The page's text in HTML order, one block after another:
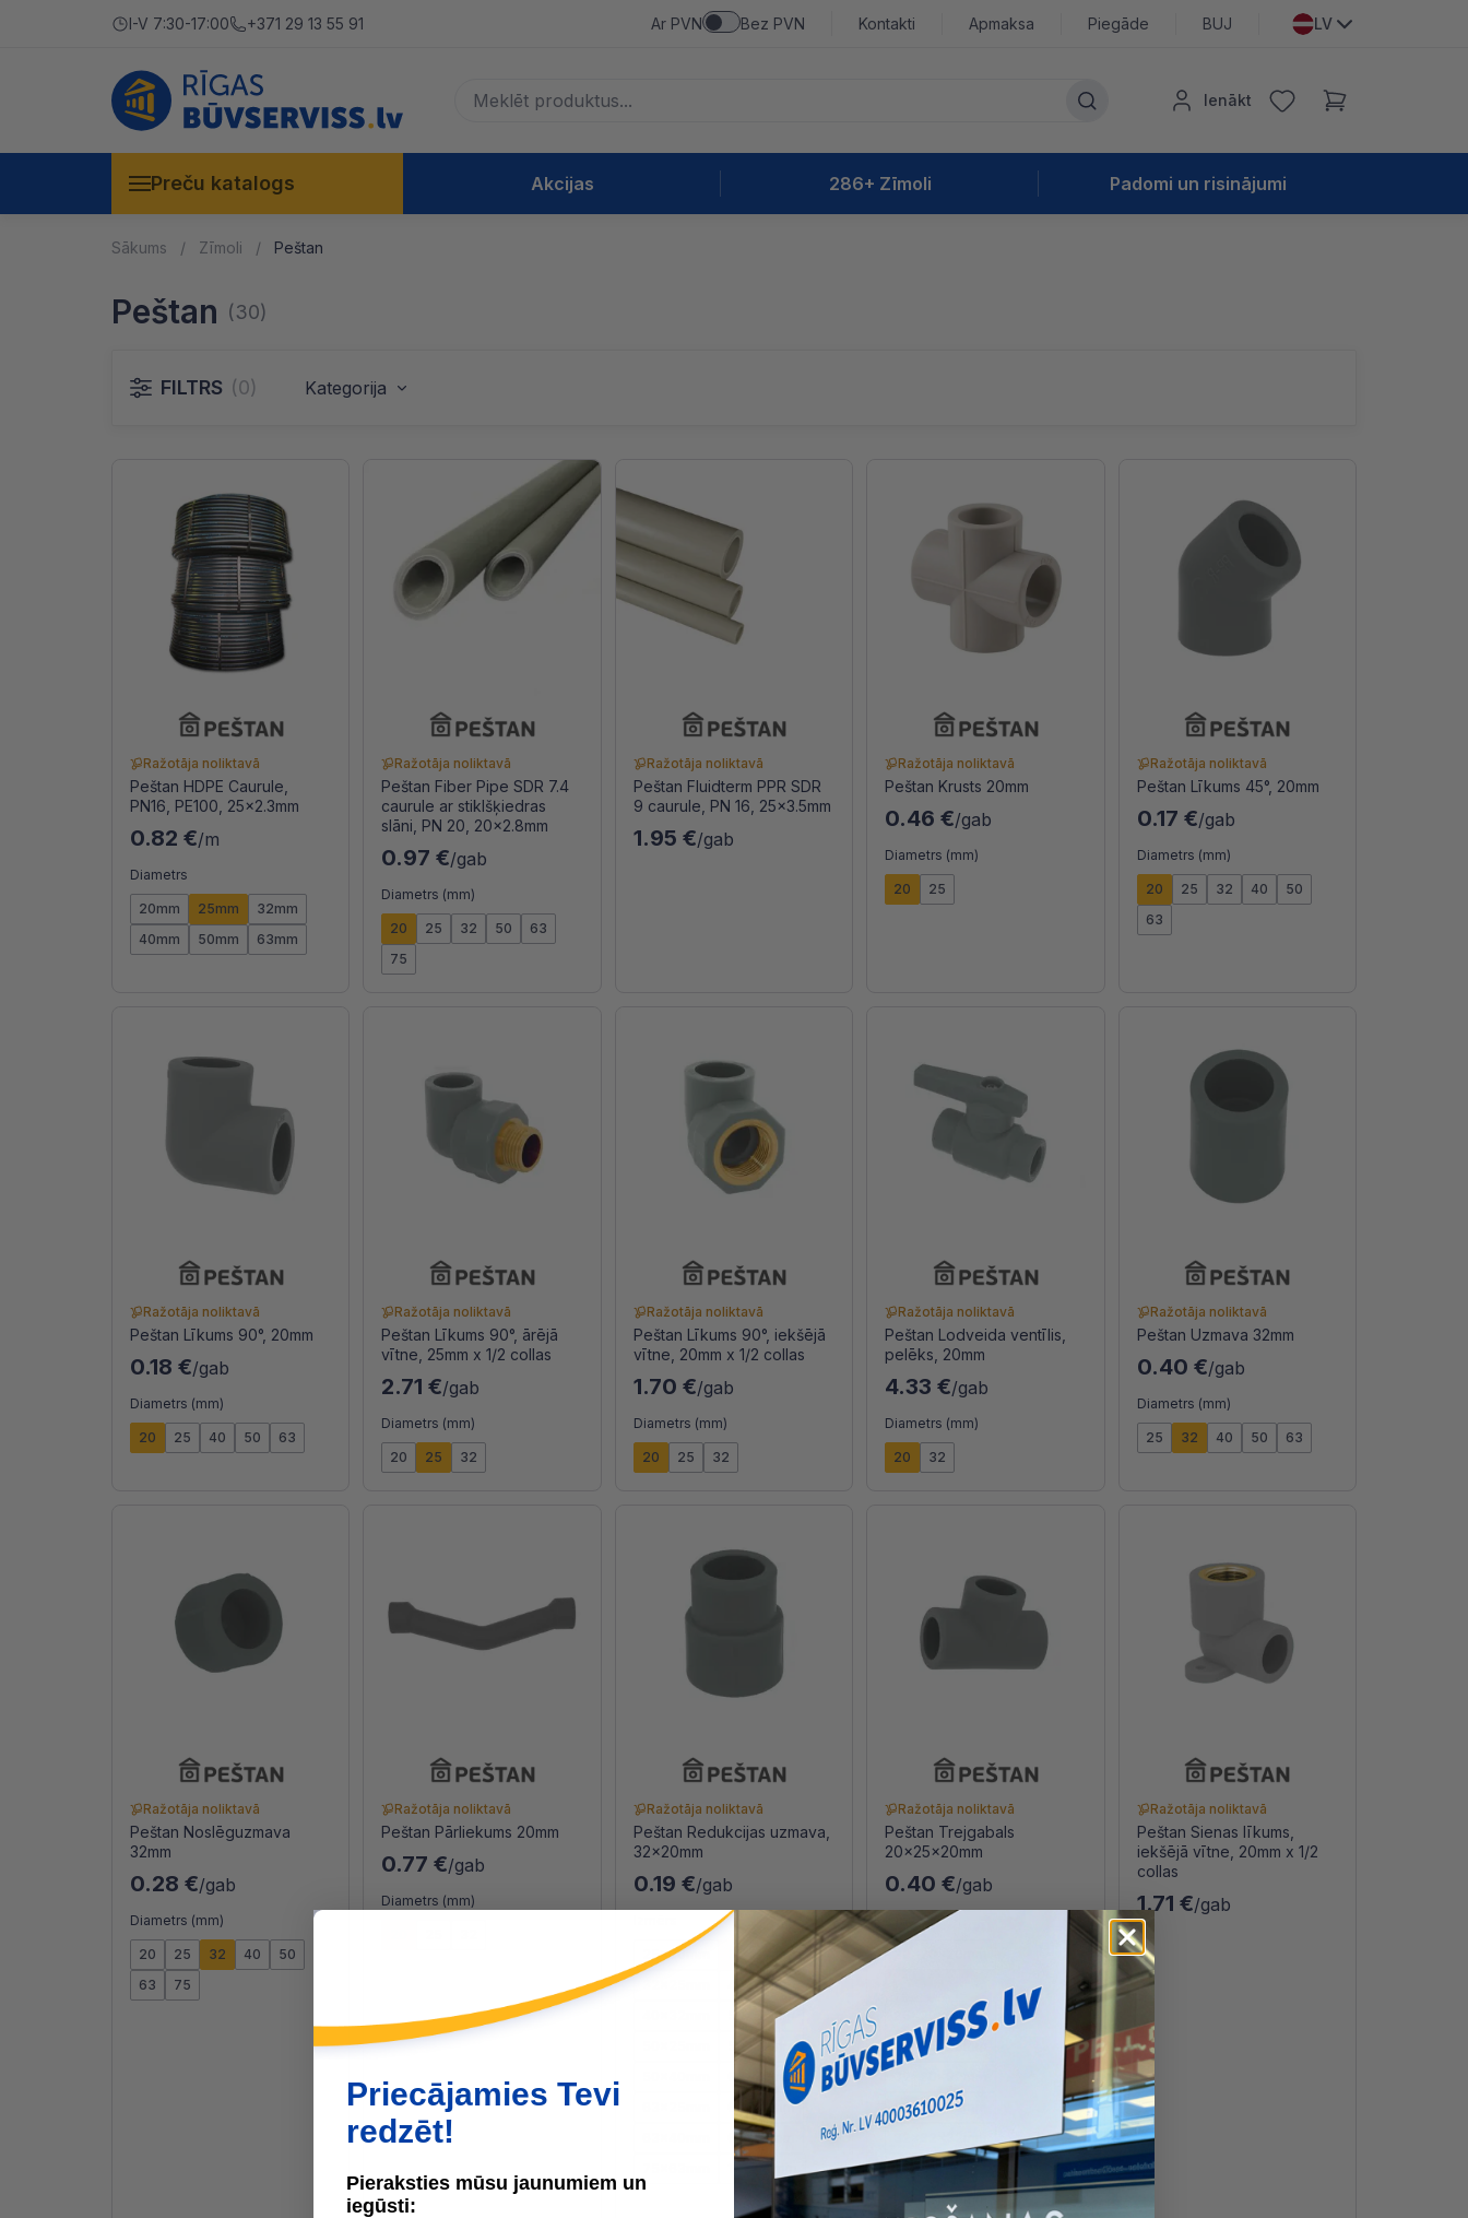
I-V 7:30-17:00 +371 29 13 55 91 Ar PVN Bez PVN Kontakti Apmaksa Piegāde BUJ LV
Ienākt
Preču katalogs Akcijas 286+ Zīmoli Padomi un risinājumi
Sākums Zīmoli Peštan
Peštan (30)
FILTRS (0) Kategorija
Ražotāja noliktavā
Peštan HDPE Caurule,
PN16, PE100, 25x2.3mm
0.82 €/m
Diametrs
20mm 25mm
32mm
40mm
50mm 63mm
Ražotāja noliktavā
Peštan Fiber Pipe SDR 7.4
caurule ar stiklšķiedras
slāni, PN 20, 20x2.8mm
0.97 €/gab
Diametrs (mm)
20 25 32 50
63
75
Ražotāja noliktavā
Peštan Fluidterm PPR SDR
9 caurule, PN 16, 25x3.5mm
1.95 €/gab
Ražotāja noliktavā
Peštan Krusts 20mm
0.46 €/gab
Diametrs (mm)
20 25
Ražotāja noliktavā
Peštan Līkums 45°, 20mm
0.17 €/gab
Diametrs (mm)
20 25 32 40
50
63
Ražotāja noliktavā
Peštan Līkums 90°, 20mm
0.18 €/gab
Diametrs (mm)
20 25 40 50 63
Ražotāja noliktavā
Peštan Līkums 90°, ārējā
vītne, 25mm x 1/2 collas
2.71 €/gab
Diametrs (mm)
20 25 32
Ražotāja noliktavā
Peštan Līkums 90°, iekšējā
vītne, 20mm x 1/2 collas
1.70 €/gab
Diametrs (mm)
20 25 32
Ražotāja noliktavā
Peštan Lodveida ventīlis,
pelēks, 20mm
4.33 €/gab
Diametrs (mm)
20 32
Ražotāja noliktavā
Peštan Uzmava 32mm
0.40 €/gab
Diametrs (mm)
25 32 40 50 63
Ražotāja noliktavā
Peštan Noslēguzmava
32mm
0.28 €/gab
Diametrs (mm)
20 25 32 40
50
63
75
Ražotāja noliktavā
Peštan Pārliekums 20mm
0.77 €/gab
Diametrs (mm)
Ražotāja noliktavā
Peštan Redukcijas uzmava,
32x20mm
0.19 €/gab
25x20mm
32x20mm
40x20mm
50x20mm
50x32mm
63x20mm
63x32mm
63x50mm
Ražotāja noliktavā
Peštan Trejgabals
20x25x20mm
0.40 €/gab
Izmērs
25x20x25mm
25x25x25mm
32x25x32mm
40x20x40mm
40x25x40mm
Ražotāja noliktavā
Peštan Sienas līkums,
iekšējā vītne, 20mm x 1/2
collas
1.71 €/gab
Priecājamies Tevi
redzēt!
Pieraksties mūsu jaunumiem un
iegūsti: